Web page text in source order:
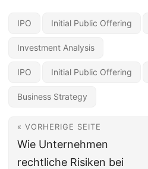
IPO Initial Public Offering
Investment Analysis
IPO Initial Public Offering
Business Strategy
« VORHERIGE SEITE
Wie Unternehmen
rechtliche Risiken bei